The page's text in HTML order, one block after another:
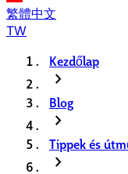
繁體中文
TW
Kezdőlap
chevron_right
Blog
chevron_right
Tippek és
chevron_right